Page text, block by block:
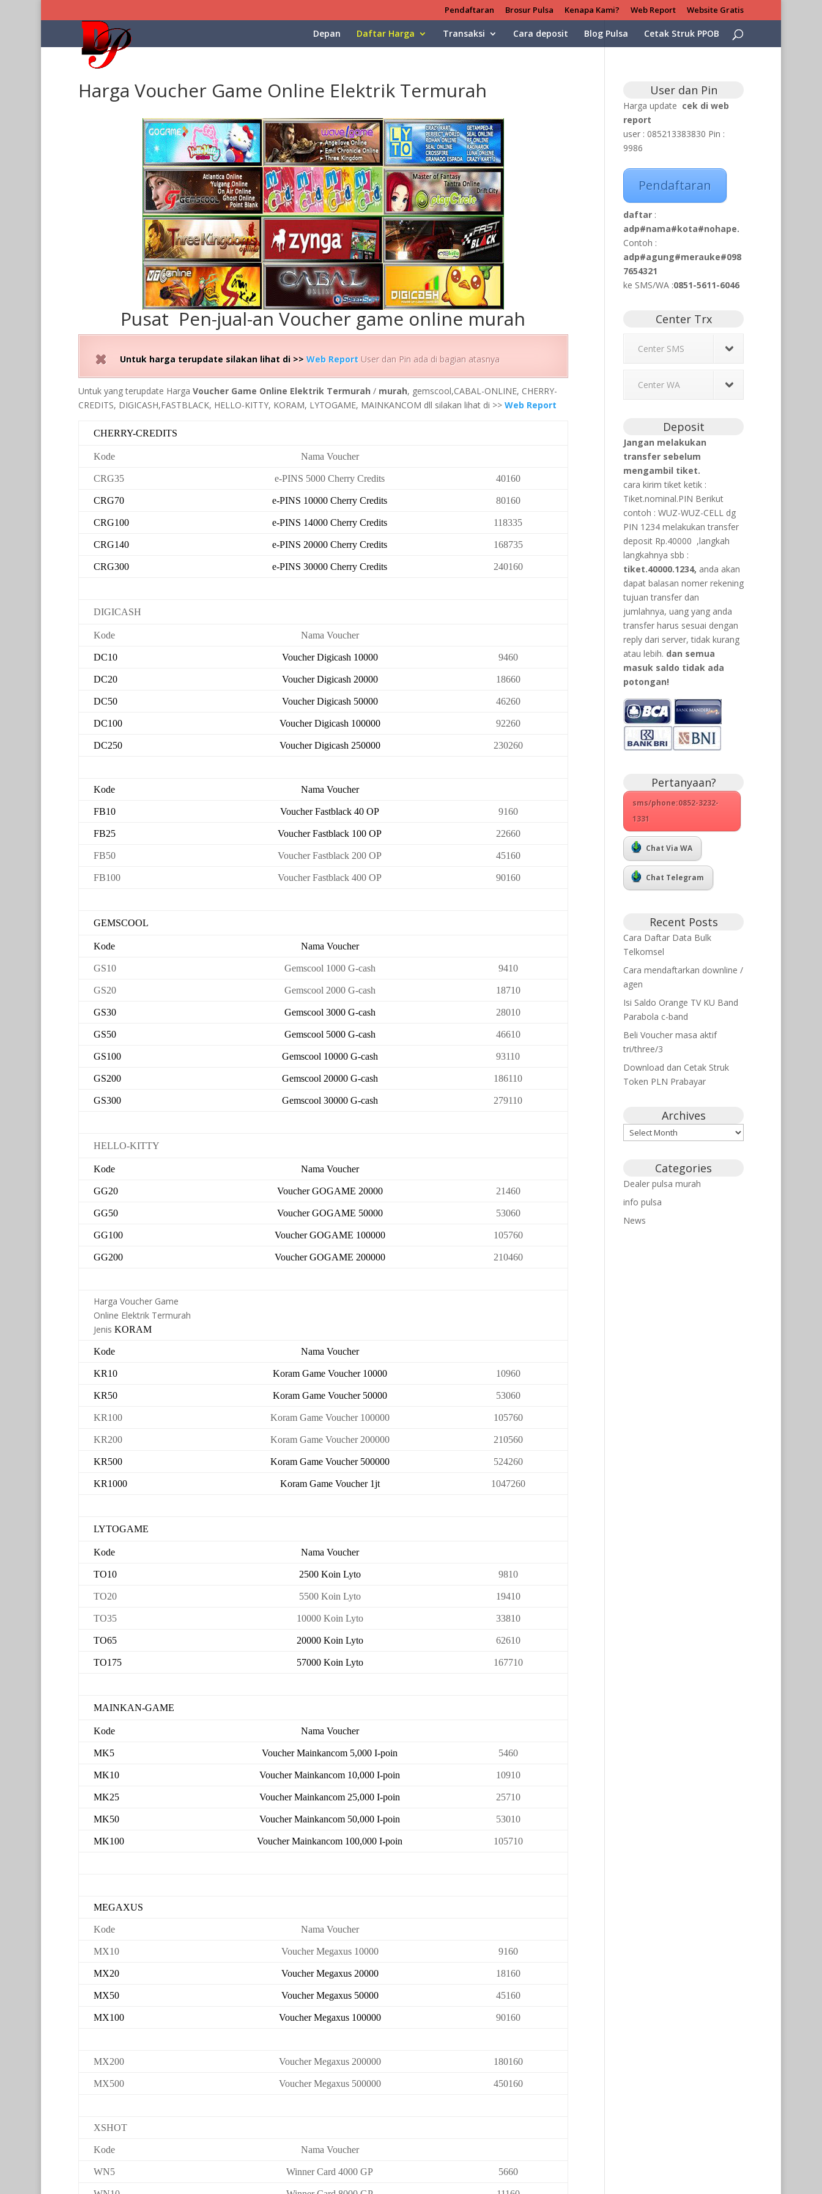
Pendaftaran Brosur Pulsa Kenapa Kami? Web Report Website Gratis
Depan Daftar Harga Transaksi Cara deposit Blog Pulsa Cetak Struk PPOB
Harga Voucher Game Online Elektrik Termurah
Pusat Pen-jual-an Voucher game online murah
Untuk harga terupdate silakan lihat di >> Web ReportUser dan Pin ada di bagian atasnya
Untuk yang terupdate Harga Voucher Game Online Elektrik Termurah / murah, gemscool,CABAL-ONLINE, CHERRY-
CREDITS, DIGICASH,FASTBLACK, HELLO-KITTY, KORAM, LYTOGAME, MAINKANCOM dll silakan lihat di >> Web Report
CHERRY-CREDITS
Kode Nama Voucher
CRG35 e-PINS 5000 Cherry Credits 40160
CRG70 e-PINS 10000 Cherry Credits 80160
CRG100 e-PINS 14000 Cherry Credits 118335
CRG140 e-PINS 20000 Cherry Credits 168735
CRG300 e-PINS 30000 Cherry Credits 240160
DIGICASH
Kode Nama Voucher
DC10 Voucher Digicash 10000 9460
DC20 Voucher Digicash 20000 18660
DC50 Voucher Digicash 50000 46260
DC100 Voucher Digicash 100000 92260
DC250 Voucher Digicash 250000 230260
Kode Nama Voucher
FB10 Voucher Fastblack 40 OP 9160
FB25 Voucher Fastblack 100 OP 22660
FB50 Voucher Fastblack 200 OP 45160
FB100 Voucher Fastblack 400 OP 90160
GEMSCOOL
Kode Nama Voucher
GS10 Gemscool 1000 G-cash 9410
GS20 Gemscool 2000 G-cash 18710
GS30 Gemscool 3000 G-cash 28010
GS50 Gemscool 5000 G-cash 46610
GS100 Gemscool 10000 G-cash 93110
GS200 Gemscool 20000 G-cash 186110
GS300 Gemscool 30000 G-cash 279110
HELLO-KITTY
Kode Nama Voucher
GG20 Voucher GOGAME 20000 21460
GG50 Voucher GOGAME 50000 53060
GG100 Voucher GOGAME 100000 105760
GG200 Voucher GOGAME 200000 210460
Harga Voucher Game
Online Elektrik Termurah
Jenis KORAM
Kode Nama Voucher
KR10 Koram Game Voucher 10000 10960
KR50 Koram Game Voucher 50000 53060
KR100 Koram Game Voucher 100000 105760
KR200 Koram Game Voucher 200000 210560
KR500 Koram Game Voucher 500000 524260
KR1000 Koram Game Voucher 1jt 1047260
LYTOGAME
Kode Nama Voucher
TO10 2500 Koin Lyto 9810
TO20 5500 Koin Lyto 19410
TO35 10000 Koin Lyto 33810
TO65 20000 Koin Lyto 62610
TO175 57000 Koin Lyto 167710
MAINKAN-GAME
Kode Nama Voucher
MK5 Voucher Mainkancom 5,000 I-poin 5460
MK10 Voucher Mainkancom 10,000 I-poin 10910
MK25 Voucher Mainkancom 25,000 I-poin 25710
MK50 Voucher Mainkancom 50,000 I-poin 53010
MK100 Voucher Mainkancom 100,000 I-poin 105710
MEGAXUS
Kode Nama Voucher
MX10 Voucher Megaxus 10000 9160
MX20 Voucher Megaxus 20000 18160
MX50 Voucher Megaxus 50000 45160
MX100 Voucher Megaxus 100000 90160
MX200 Voucher Megaxus 200000 180160
MX500 Voucher Megaxus 500000 450160
XSHOT
Kode Nama Voucher
WN5 Winner Card 4000 GP 5660
User dan Pin
Harga update cek di web
report
user : 085213383830 Pin :
9986
Pendaftaran
daftar :
adp#nama#kota#nohape.
Contoh :
adp#agung#merauke#098
7654321
ke SMS/WA :0851-5611-6046
Center Trx
Center SMS
Center WA
Deposit
Jangan melakukan
transfer sebelum
mengambil tiket.
cara kirim tiket ketik :
Tiket.nominal.PIN Berikut
contoh : WUZ-WUZ-CELL dg
PIN 1234 melakukan transfer
deposit Rp.40000 ,langkah
langkahnya sbb :
tiket.40000.1234, anda akan
dapat balasan nomer rekening
tujuan transfer dan
jumlahnya, uang yang anda
transfer harus sesuai dengan
reply dari server, tidak kurang
atau lebih. dan semua
masuk saldo tidak ada
potongan!
Pertanyaan?
sms/phone:0852-3232-
1331
Chat Via WA
Chat Telegram
Recent Posts
Cara Daftar Data Bulk
Telkomsel
Cara mendaftarkan downline /
agen
Isi Saldo Orange TV KU Band
Parabola c-band
Beli Voucher masa aktif
tri/three/3
Download dan Cetak Struk
Token PLN Prabayar
Archives
Archives
Categories
Dealer pulsa murah
info pulsa
News